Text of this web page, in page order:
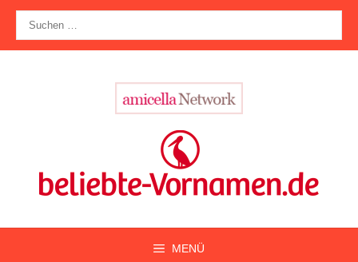
Zum
Inhalt
springen
nach:
MENÜ